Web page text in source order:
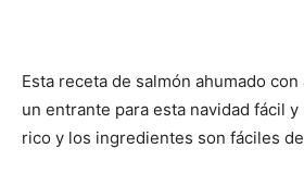
Esta receta de salmón ahumado
un entrante para esta navidad fácil
rico y los ingredientes son fáciles